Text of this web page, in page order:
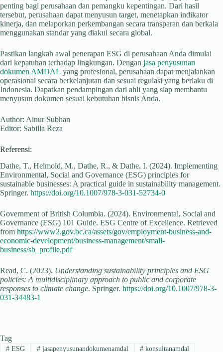
penting bagi perusahaan dan pemangku kepentingan. Dari hasil
tersebut, perusahaan dapat menyusun target, menetapkan indikator
kinerja, dan melaporkan perkembangan secara transparan dan berkala
menggunakan standar yang diakui secara global.
Pastikan langkah awal penerapan ESG di perusahaan Anda dimulai
dari kepatuhan terhadap lingkungan. Dengan jasa penyusunan
dokumen AMDAL yang profesional, perusahaan dapat menjalankan
operasional secara berkelanjutan dan sesuai regulasi yang berlaku di
Indonesia. Dapatkan pendampingan dari ahli yang siap membantu
menyusun dokumen sesuai kebutuhan bisnis Anda.
Author: Ainur Subhan
Editor: Sabilla Reza
Referensi:
Dathe, T., Helmold, M., Dathe, R., & Dathe, I. (2024). Implementing
Environmental, Social and Governance (ESG) principles for
sustainable businesses: A practical guide in sustainability management.
Springer. https://doi.org/10.1007/978-3-031-52734-0
Government of British Columbia. (2024). Environmental, Social and
Governance (ESG) 101 Guide. ESG Centre of Excellence. Retrieved
from https://www2.gov.bc.ca/assets/gov/employment-business-and-
economic-development/business-management/small-
business/sb_profile.pdf
Read, C. (2023). Understanding sustainability principles and ESG
policies: A multidisciplinary approach to public and corporate
responses to climate change. Springer. https://doi.org/10.1007/978-3-
031-34483-1
Tag
#ESG #jasapenyusunandokumenamdal # konsultanamdal